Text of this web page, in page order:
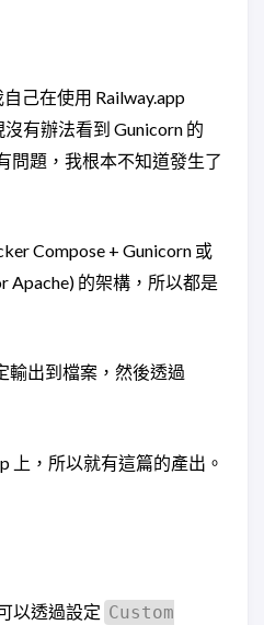
己在使用 Railway.app
有辦法看到 Gunicorn 的
問題，我根本不知道發生了
Compose + Gunicorn 或
Apache) 的架構，所以都是
輸出到檔案，然後透過
上，所以就有這篇的產出。
以透過設定 Custom